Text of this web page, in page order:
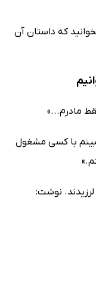
که داستان آن
مادرم...»
با کسی مشغول
نوشت: